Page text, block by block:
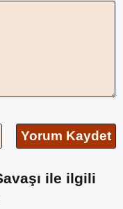
Yorum Kaydet
ile ilgili